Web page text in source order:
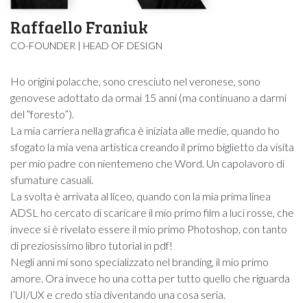
Raffaello Franiuk
CO-FOUNDER | HEAD OF DESIGN
Ho origini polacche, sono cresciuto nel veronese, sono
genovese adottato da ormai 15 anni (ma continuano a darmi
del “foresto”).
La mia carriera nella grafica è iniziata alle medie, quando ho
sfogato la mia vena artistica creando il primo biglietto da visita
per mio padre con nientemeno che Word. Un capolavoro di
sfumature casuali.
La svolta è arrivata al liceo, quando con la mia prima linea
ADSL ho cercato di scaricare il mio primo film a luci rosse, che
invece si è rivelato essere il mio primo Photoshop, con tanto
di preziosissimo libro tutorial in pdf!
Negli anni mi sono specializzato nel branding, il mio primo
amore. Ora invece ho una cotta per tutto quello che riguarda
l’UI/UX e credo stia diventando una cosa seria.